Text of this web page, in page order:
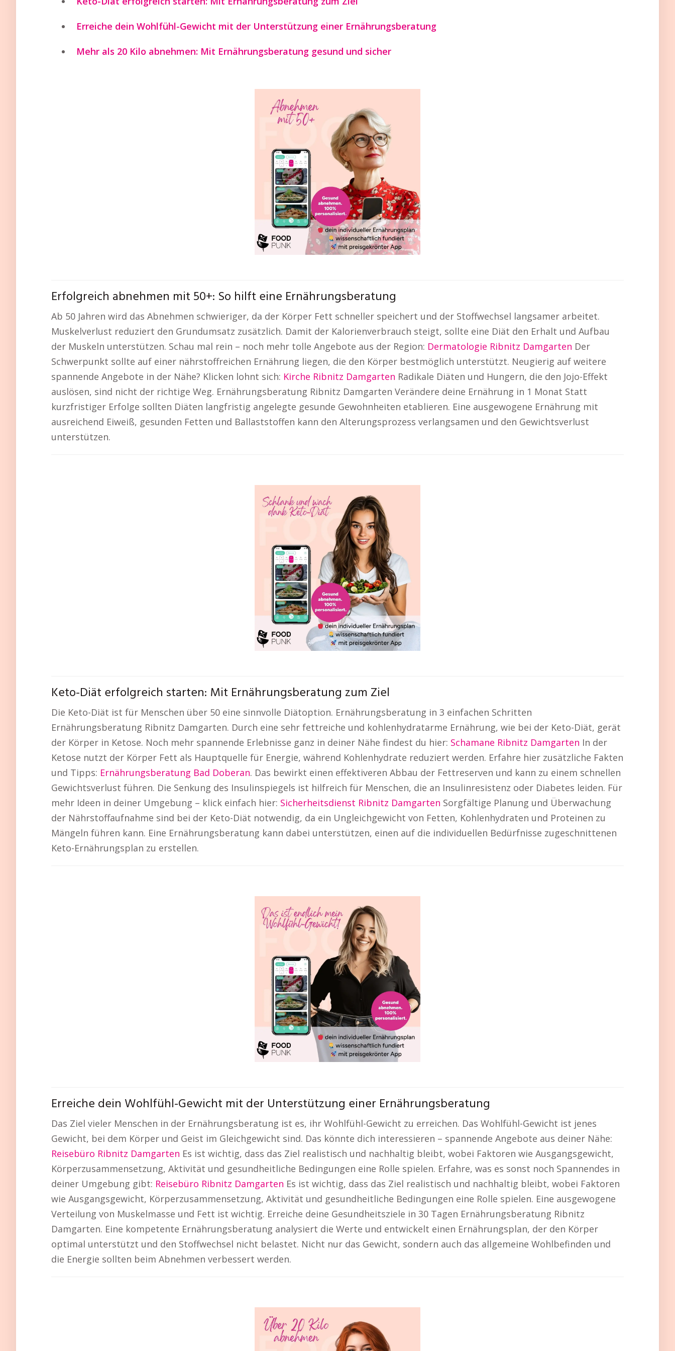
Erreiche dein Wohlfühl-Gewicht mit der Unterstützung einer Ernährungsberatung
Mehr als 20 Kilo abnehmen: Mit Ernährungsberatung gesund und sicher
Erfolgreich abnehmen mit 50+: So hilft eine Ernährungsberatung
Ab 50 Jahren wird das Abnehmen schwieriger, da der Körper Fett schneller speichert und der Stoffwechsel langsamer arbeitet.
Muskelverlust reduziert den Grundumsatz zusätzlich. Damit der Kalorienverbrauch steigt, sollte eine Diät den Erhalt und Aufbau
der Muskeln unterstützen. Schau mal rein – noch mehr tolle Angebote aus der Region: Dermatologie Ribnitz Damgarten Der
Schwerpunkt sollte auf einer nährstoffreichen Ernährung liegen, die den Körper bestmöglich unterstützt. Neugierig auf weitere
spannende Angebote in der Nähe? Klicken lohnt sich: Kirche Ribnitz Damgarten Radikale Diäten und Hungern, die den Jojo-Effekt
auslösen, sind nicht der richtige Weg. Ernährungsberatung Ribnitz Damgarten Verändere deine Ernährung in 1 Monat Statt
kurzfristiger Erfolge sollten Diäten langfristig angelegte gesunde Gewohnheiten etablieren. Eine ausgewogene Ernährung mit
ausreichend Eiweiß, gesunden Fetten und Ballaststoffen kann den Alterungsprozess verlangsamen und den Gewichtsverlust
unterstützen.
Keto-Diät erfolgreich starten: Mit Ernährungsberatung zum Ziel
Die Keto-Diät ist für Menschen über 50 eine sinnvolle Diätoption. Ernährungsberatung in 3 einfachen Schritten
Ernährungsberatung Ribnitz Damgarten. Durch eine sehr fettreiche und kohlenhydratarme Ernährung, wie bei der Keto-Diät, gerät
der Körper in Ketose. Noch mehr spannende Erlebnisse ganz in deiner Nähe findest du hier: Schamane Ribnitz Damgarten In der
Ketose nutzt der Körper Fett als Hauptquelle für Energie, während Kohlenhydrate reduziert werden. Erfahre hier zusätzliche Fakten
und Tipps: Ernährungsberatung Bad Doberan. Das bewirkt einen effektiveren Abbau der Fettreserven und kann zu einem schnellen
Gewichtsverlust führen. Die Senkung des Insulinspiegels ist hilfreich für Menschen, die an Insulinresistenz oder Diabetes leiden. Für
mehr Ideen in deiner Umgebung – klick einfach hier: Sicherheitsdienst Ribnitz Damgarten Sorgfältige Planung und Überwachung
der Nährstoffaufnahme sind bei der Keto-Diät notwendig, da ein Ungleichgewicht von Fetten, Kohlenhydraten und Proteinen zu
Mängeln führen kann. Eine Ernährungsberatung kann dabei unterstützen, einen auf die individuellen Bedürfnisse zugeschnittenen
Keto-Ernährungsplan zu erstellen.
Erreiche dein Wohlfühl-Gewicht mit der Unterstützung einer Ernährungsberatung
Das Ziel vieler Menschen in der Ernährungsberatung ist es, ihr Wohlfühl-Gewicht zu erreichen. Das Wohlfühl-Gewicht ist jenes
Gewicht, bei dem Körper und Geist im Gleichgewicht sind. Das könnte dich interessieren – spannende Angebote aus deiner Nähe:
Reisebüro Ribnitz Damgarten Es ist wichtig, dass das Ziel realistisch und nachhaltig bleibt, wobei Faktoren wie Ausgangsgewicht,
Körperzusammensetzung, Aktivität und gesundheitliche Bedingungen eine Rolle spielen. Erfahre, was es sonst noch Spannendes in
deiner Umgebung gibt: Reisebüro Ribnitz Damgarten Es ist wichtig, dass das Ziel realistisch und nachhaltig bleibt, wobei Faktoren
wie Ausgangsgewicht, Körperzusammensetzung, Aktivität und gesundheitliche Bedingungen eine Rolle spielen. Eine ausgewogene
Verteilung von Muskelmasse und Fett ist wichtig. Erreiche deine Gesundheitsziele in 30 Tagen Ernährungsberatung Ribnitz
Damgarten. Eine kompetente Ernährungsberatung analysiert die Werte und entwickelt einen Ernährungsplan, der den Körper
optimal unterstützt und den Stoffwechsel nicht belastet. Nicht nur das Gewicht, sondern auch das allgemeine Wohlbefinden und
die Energie sollten beim Abnehmen verbessert werden.